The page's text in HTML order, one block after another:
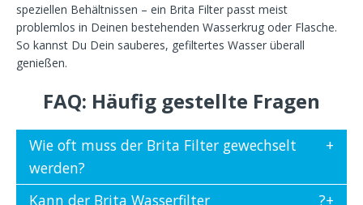
speziellen Behältnissen – ein Brita Filter passt meist
problemlos in Deinen bestehenden Wasserkrug oder Flasche.
So kannst Du Dein sauberes, gefiltertes Wasser überall
genießen.
FAQ: Häufig gestellte Fragen
Wie oft muss der Brita Filter gewechselt
werden?
Kann der Brita Wasserfilter
?